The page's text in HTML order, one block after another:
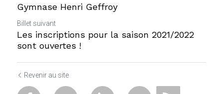
Gymnase Henri Geffroy
Billet suivant
Les inscriptions pour la saison 2021/2022
sont ouvertes !
Revenir au site